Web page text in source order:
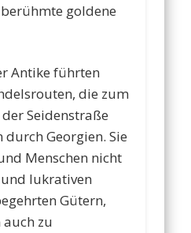
goldene
Antike führten
die zum
Seidenstraße
Georgien. Sie
Menschen nicht
lukrativen
Gütern,
zu